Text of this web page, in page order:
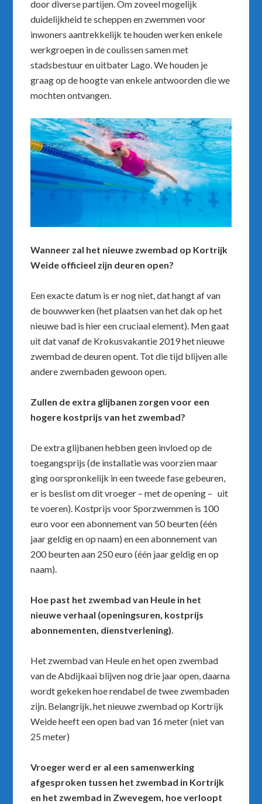
door diverse partijen. Om zoveel mogelijk
duidelijkheid te scheppen en zwemmen voor
inwoners aantrekkelijk te houden werken enkele
werkgroepen in de coulissen samen met
stadsbestuur en uitbater Lago. We houden je
graag op de hoogte van enkele antwoorden die we
mochten ontvangen.
Wanneer zal het nieuwe zwembad op Kortrijk
Weide officieel zijn deuren open?
Een exacte datum is er nog niet, dat hangt af van
de bouwwerken (het plaatsen van het dak op het
nieuwe bad is hier een cruciaal element). Men gaat
uit dat vanaf de Krokusvakantie 2019 het nieuwe
zwembad de deuren opent. Tot die tijd blijven alle
andere zwembaden gewoon open.
Zullen de extra glijbanen zorgen voor een
hogere kostprijs van het zwembad?
De extra glijbanen hebben geen invloed op de
toegangsprijs (de installatie was voorzien maar
ging oorspronkelijk in een tweede fase gebeuren,
er is beslist om dit vroeger – met de opening – uit
te voeren). Kostprijs voor Sporzwemmen is 100
euro voor een abonnement van 50 beurten (één
jaar geldig en op naam) en een abonnement van
200 beurten aan 250 euro (één jaar geldig en op
naam).
Hoe past het zwembad van Heule in het
nieuwe verhaal (openingsuren, kostprijs
abonnementen, dienstverlening).
Het zwembad van Heule en het open zwembad
van de Abdijkaai blijven nog drie jaar open, daarna
wordt gekeken hoe rendabel de twee zwembaden
zijn. Belangrijk, het nieuwe zwembad op Kortrijk
Weide heeft een open bad van 16 meter (niet van
25 meter)
Vroeger werd er al een samenwerking
afgesproken tussen het zwembad in Kortrijk
en het zwembad in Zwevegem, hoe verloopt